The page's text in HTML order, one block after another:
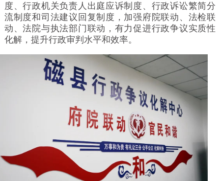
度、行政机关负责人出庭应诉制度、行政诉讼繁简分
流制度和司法建议回复制度，加强府院联动、法检联
动、法院与执法部门联动，有力促进行政争议实质性
化解，提升行政审判水平和效率。